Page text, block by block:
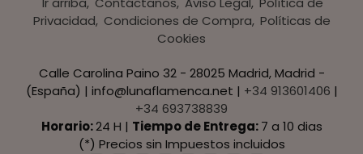
Privacidad Condiciones de Compra Políticas de
Cookies
Calle Carolina Paino 32 - 28025 Madrid, Madrid -
(España) | info@lunaflamenca.net | +34 913601406 |
+34 693738839
Horario:24 H | Tiempo de Entrega:7 a 10 dias
(*) Precios sin Impuestos incluidos